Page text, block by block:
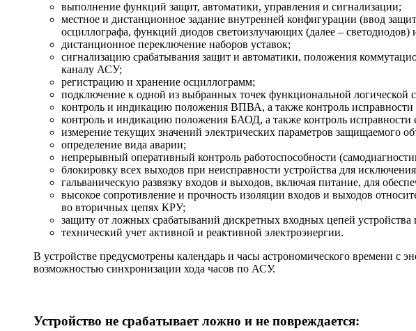
выполнение функций защит, автоматики, управления и сигнализации;
местное и дистанционное задание внутренней конфигурации (ввод
осциллографа, функций диодов светоизлучающих (далее – светодиодов)
дистанционное переключение наборов уставок;
сигнализацию срабатывания защит и автоматики, положения
каналу АСУ;
регистрацию и хранение осциллограмм;
подключение к одной из выбранных точек функциональной
контроль и индикацию положения ВПВА, а также контроль исправности
контроль и индикацию положения БАОД, а также контроль исправности
измерение текущих значений электрических параметров защищаемого
определение вида аварии;
непрерывный оперативный контроль работоспособности
блокировку всех выходов при неисправности устройства для
гальваническую развязку входов и выходов, включая питание, для
высокое сопротивление и прочность изоляции входов и выходов
во вторичных цепях КРУ;
защиту от ложных срабатываний дискретных входных цепей
технический учет активной и реактивной электроэнергии.
В устройстве предусмотрены календарь и часы астрономического времени с
возможностью синхронизации хода часов по АСУ.
Устройство не срабатывает ложно и не повреждается: